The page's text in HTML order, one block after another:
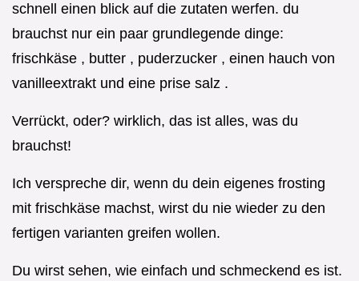
schnell einen blick auf die zutaten werfen. du
brauchst nur ein paar grundlegende dinge:
frischkäse , butter , puderzucker , einen hauch von
vanilleextrakt und eine prise salz .
Verrückt, oder? wirklich, das ist alles, was du
brauchst!
Ich verspreche dir, wenn du dein eigenes frosting
mit frischkäse machst, wirst du nie wieder zu den
fertigen varianten greifen wollen.
Du wirst sehen, wie einfach und schmeckend es ist.